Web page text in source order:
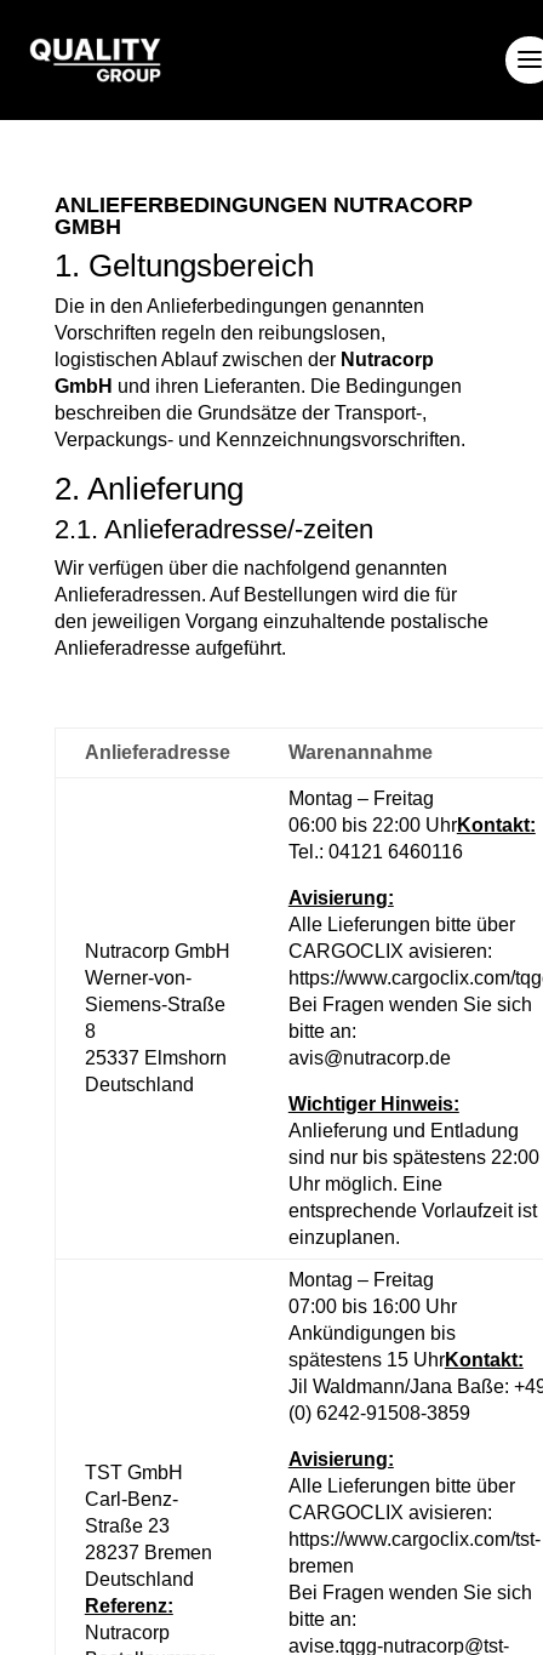
ANLIEFERBEDINGUNGEN NUTRACORP
GMBH
1. Geltungsbereich
Die in den Anlieferbedingungen genannten
Vorschriften regeln den reibungslosen,
logistischen Ablauf zwischen der Nutracorp
GmbH und ihren Lieferanten. Die Bedingungen
beschreiben die Grundsätze der Transport-,
Verpackungs- und Kennzeichnungsvorschriften.
2. Anlieferung
2.1. Anlieferadresse/-zeiten
Wir verfügen über die nachfolgend genannten
Anlieferadressen. Auf Bestellungen wird die für
den jeweiligen Vorgang einzuhaltende postalische
Anlieferadresse aufgeführt.
Anlieferadresse Warenannahme
Nutracorp GmbH
Werner-von-
Siemens-Straße
8
25337 Elmshorn
Deutschland
Montag – Freitag
06:00 bis 22:00 UhrKontakt:
Tel.: 04121 6460116
Avisierung:
Alle Lieferungen bitte über
CARGOCLIX avisieren:
https://www.cargoclix.com/
Bei Fragen wenden Sie sich
bitte an:
avis@nutracorp.de
Wichtiger Hinweis:
Anlieferung und Entladung
sind nur bis spätestens 22:00
Uhr möglich. Eine
entsprechende Vorlaufzeit ist
einzuplanen.
TST GmbH
Carl-Benz-
Straße 23
28237 Bremen
Deutschland
Referenz:
Nutracorp
Montag – Freitag
07:00 bis 16:00 Uhr
Ankündigungen bis
spätestens 15 UhrKontakt:
Jil Waldmann/Jana Baße:
(0) 6242-91508-3859
Avisierung:
Alle Lieferungen bitte über
CARGOCLIX avisieren:
https://www.cargoclix.com/tst-
bremen
Bei Fragen wenden Sie sich
bitte an:
avise.tqgg-nutracorp@tst-